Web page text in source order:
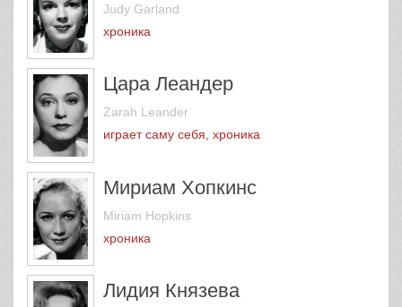
Judy Garland
хроника
Цара Леандер
Zarah Leander
играет саму себя, хроника
Мириам Хопкинс
Miriam Hopkins
хроника
Лидия Князева